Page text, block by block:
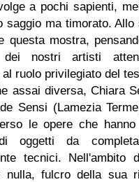
a pochi sapienti,
saggio ma timorato.
questa mostra,
dei nostri artisti
ruolo privilegiato del
assai diversa, Chiara
Sensi (Lamezia
le opere che
oggetti da
tecnici. Nell'ambito
nulla, fulcro della sua